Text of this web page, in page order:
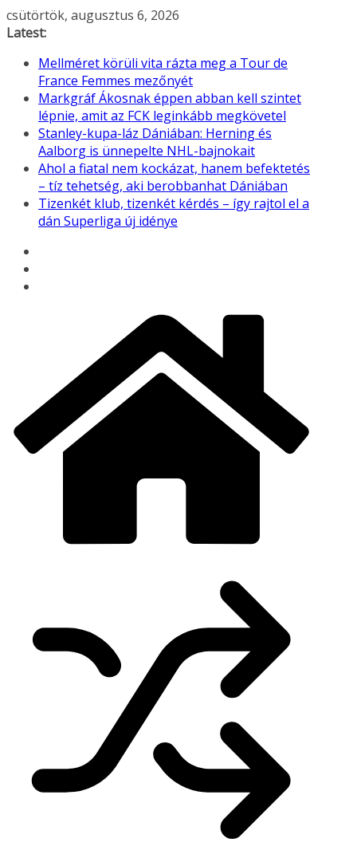
Skip
to
csütörtök, augusztus 6, 2026
Latest:
Mellméret körüli vita rázta meg a Tour de
France Femmes mezőnyét
Markgráf Ákosnak éppen abban kell szintet
lépnie, amit az FCK leginkább megkövetel
Stanley-kupa-láz Dániában: Herning és
Aalborg is ünnepelte NHL-bajnokait
Ahol a fiatal nem kockázat, hanem befektetés
– tíz tehetség, aki berobbanhat Dániában
Tizenkét klub, tizenkét kérdés – így rajtol el a
dán Superliga új idénye